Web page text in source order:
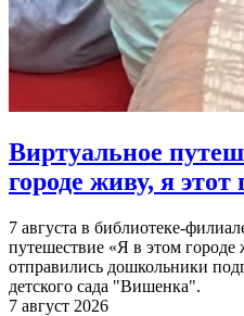
Виртуальное
городе живу, я этот
7 августа в библиотеке-
путешествие «Я в этом городе
отправились дошкольники
детского сада "Вишенка".
7 август 2026